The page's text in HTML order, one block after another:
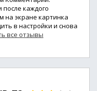
каждого
на экране картинка
в настройки и снова
все отзывы